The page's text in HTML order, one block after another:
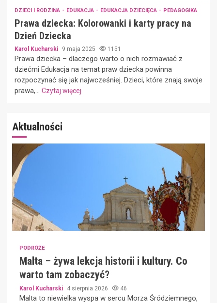
DZIECI I RODZINA EDUKACJA EDUKACJA DZIECIĘCA PEDAGOGIKA
Prawa dziecka: Kolorowanki i karty pracy na
Dzień Dziecka
Karol Kucharski 9 maja 2025 1151
Prawa dziecka – dlaczego warto o nich rozmawiać z
dziećmi Edukacja na temat praw dziecka powinna
rozpoczynać się jak najwcześniej. Dzieci, które znają swoje
prawa,... Czytaj więcej
Aktualności
PODRÓŻE
Malta – żywa lekcja historii i kultury. Co
warto tam zobaczyć?
Karol Kucharski 4 sierpnia 2026 46
Malta to niewielka wyspa w sercu Morza Śródziemnego,